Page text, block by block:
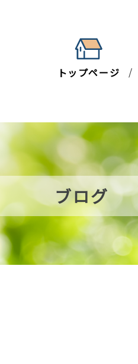
トップページ
ブログ